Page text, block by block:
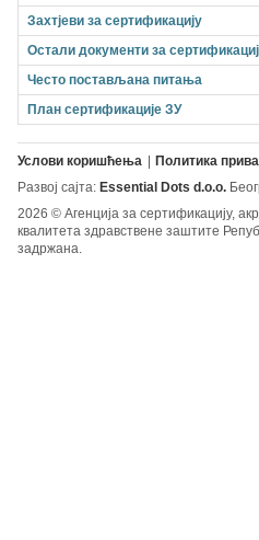
Захтјеви за сертификацију
Остали документи за
Често постављана питања
План сертификације ЗУ
Услови коришћења Политика
Развој сајта: Essential Dots d.o.o.
2026 © Агенција за сертификацију,
квалитета здравствене заштите
задржана.